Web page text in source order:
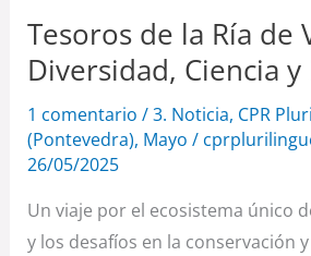
Tesoros de la Ría de
Diversidad, Ciencia
1 comentario /3. Noticia, CPR
(Pontevedra), Mayo /
26/05/2025
Un viaje por el ecosistema único
y los desafíos en la conservación
y
Mitos